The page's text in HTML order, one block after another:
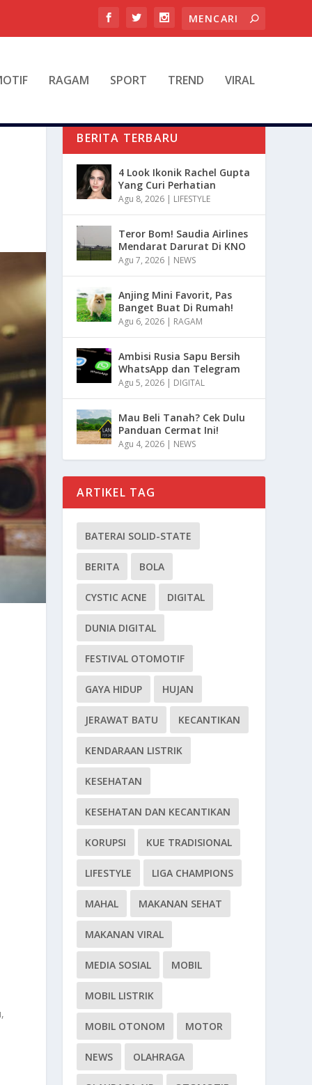
RAGAM SPORT TREND VIRAL
BERITA TERBARU
4 Look Ikonik Rachel Gupta
Yang Curi Perhatian
Agu 8, 2026 | LIFESTYLE
Teror Bom! Saudia Airlines
Mendarat Darurat Di KNO
Agu 7, 2026 | NEWS
Anjing Mini Favorit, Pas
Banget Buat Di Rumah!
Agu 6, 2026 | RAGAM
Ambisi Rusia Sapu Bersih
WhatsApp dan Telegram
Agu 5, 2026 | DIGITAL
Mau Beli Tanah? Cek Dulu
Panduan Cermat Ini!
Agu 4, 2026 | NEWS
ARTIKEL TAG
BATERAI SOLID-STATE
BERITA BOLA
CYSTIC ACNE DIGITAL
DUNIA DIGITAL
FESTIVAL OTOMOTIF
GAYA HIDUP HUJAN
JERAWAT BATU KECANTIKAN
KENDARAAN LISTRIK
KESEHATAN
KESEHATAN DAN KECANTIKAN
KORUPSI KUE TRADISIONAL
LIFESTYLE LIGA CHAMPIONS
MAHAL MAKANAN SEHAT
MAKANAN VIRAL
MEDIA SOSIAL MOBIL
MOBIL LISTRIK
MOBIL OTONOM MOTOR
NEWS OLAHRAGA